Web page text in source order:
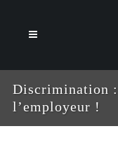
Discrimination
l’employeur !